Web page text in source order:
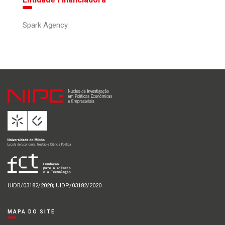
Spark Agency
UIDB/03182/2020; UIDP/03182/2020
MAPA DO SITE